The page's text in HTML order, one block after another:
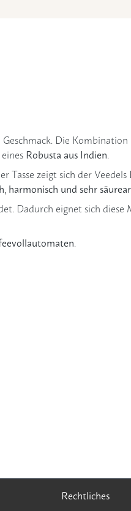
Die Kombination
Robusta aus Indien.
zeigt sich der Veedels
harmonisch und sehr
Dadurch eignet sich diese
.
Rechtliches